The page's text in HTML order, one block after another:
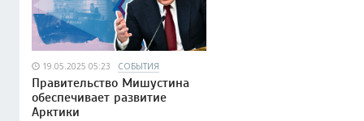
19.05.2025 05:23 СОБЫТИЯ
Правительство Мишустина
обеспечивает развитие
Арктики